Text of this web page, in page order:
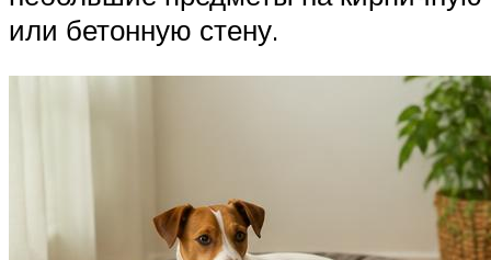
или бетонную стену.